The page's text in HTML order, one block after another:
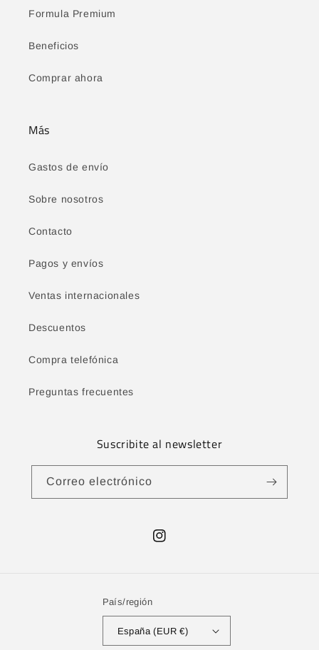
Formula Premium
Beneficios
Comprar ahora
Más
Gastos de envío
Sobre nosotros
Contacto
Pagos y envíos
Ventas internacionales
Descuentos
Compra telefónica
Preguntas frecuentes
Suscribite al newsletter
Correo electrónico
Instagram
País/región
España (EUR €)